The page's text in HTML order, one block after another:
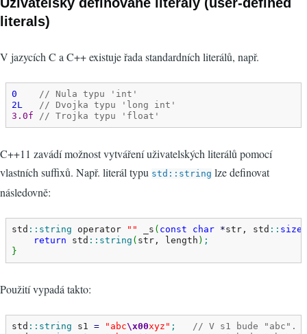
literals)
V jazycích C a C++ existuje řada standardních literálů, např.
0
// Nula typu 'int'
2L
// Dvojka typu 'long int'
3.0f
// Trojka typu 'float'
C++11 zavádí možnost vytváření uživatelských literálů pomocí
vlastních suffixů. Např. literál typu std::string lze definovat
následovně:
std :: string operator "" _s ( const char *str, std ::
return std :: string ( str, length ) ;
}
Použití vypadá takto:
std :: string s1 = "abc\x00xyz" ;
// V s1 bude "abc".